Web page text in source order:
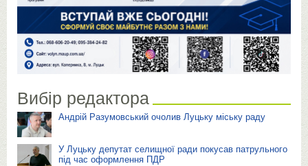
Вибір редактора
Андрій Разумовський очолив Луцьку міську раду
У Луцьку депутат селищної ради покусав патрульного
під час оформлення ПДР